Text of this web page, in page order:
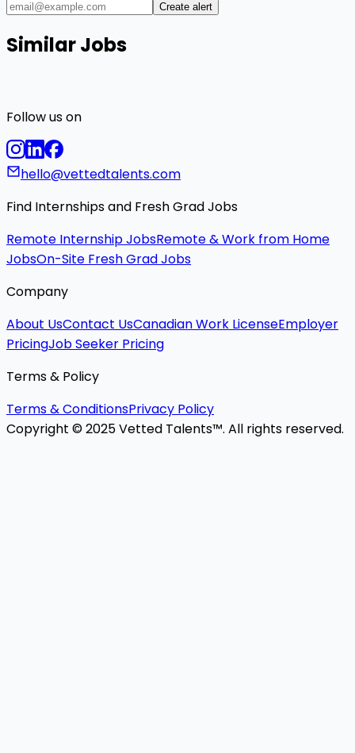
Create alert
Similar Jobs
Follow us on
hello@vettedtalents.com
Find Internships and Fresh Grad Jobs
Remote Internship JobsRemote & Work from Home
JobsOn-Site Fresh Grad Jobs
Company
About UsContact UsCanadian Work LicenseEmployer
PricingJob Seeker Pricing
Terms & Policy
Terms & ConditionsPrivacy Policy
Copyright © 2025 Vetted Talents™. All rights reserved.